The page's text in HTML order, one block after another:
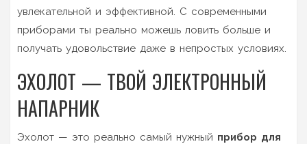
увлекательной и эффективной. С современными
приборами ты реально можешь ловить больше и
получать удовольствие даже в непростых условиях.
ЭХОЛОТ — ТВОЙ ЭЛЕКТРОННЫЙ
НАПАРНИК
Эхолот — это реально самый нужный прибор для